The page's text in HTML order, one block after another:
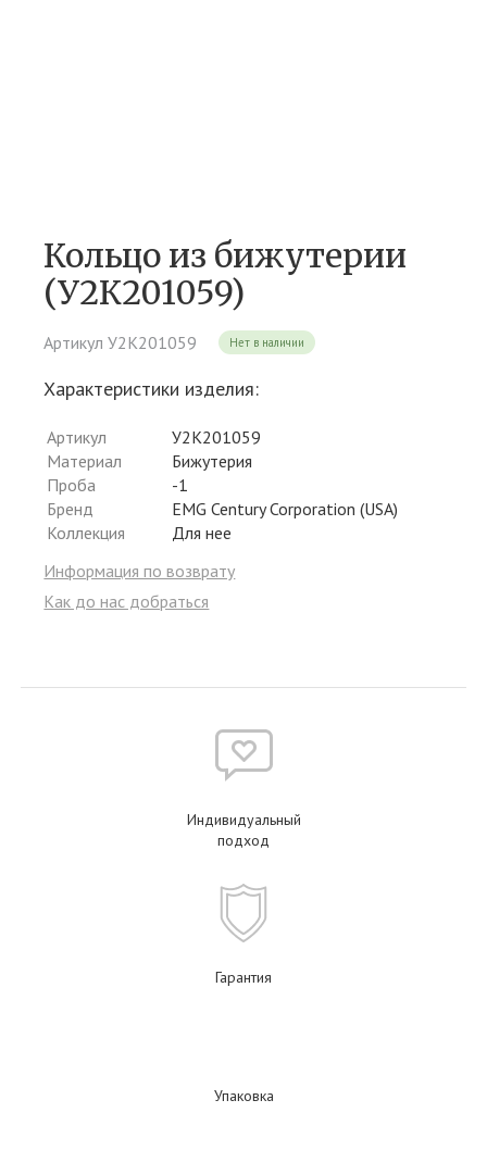
Кольцо из бижутерии
(У2К201059)
Артикул У2К201059 Нет в наличии
Характеристики изделия:
Артикул
У2К201059
Материал
Бижутерия
Проба
-1
Бренд
EMG Century Corporation (USA)
Коллекция
Для нее
Информация по возврату
Как до нас добраться
Индивидуальный
подход
Гарантия
Упаковка